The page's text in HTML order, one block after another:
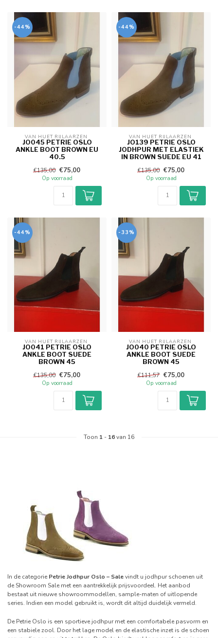
-44%
VAN HUET RIJLAARZEN
JO045 PETRIE OSLO
ANKLE BOOT BROWN EU
40.5
€135,00 €75,00
Op voorraad
-44%
VAN HUET RIJLAARZEN
JO139 PETRIE OSLO
JODHPUR MET ELASTIEK
IN BROWN SUEDE EU 41
€135,00 €75,00
Op voorraad
-44%
VAN HUET RIJLAARZEN
JO041 PETRIE OSLO
ANKLE BOOT SUEDE
BROWN 45
€135,00 €75,00
Op voorraad
-33%
VAN HUET RIJLAARZEN
JO040 PETRIE OSLO
ANKLE BOOT SUEDE
BROWN 45
€111,57 €75,00
Op voorraad
Toon 1 - 16van 16
In de categorie Petrie Jodhpur Oslo – Salevindt u jodhpur schoenen uit
de Showroom Sale met een aantrekkelijk prijsvoordeel. Het aanbod
bestaat uit nieuwe showroommodellen, sample-maten of uitlopende
series. Indien een model gebruikt is, wordt dit altijd duidelijk vermeld.
De Petrie Oslo is een sportieve jodhpur met een comfortabele pasvorm en
een stabiele zool. Door het lage model en de elastische inzet is de schoen